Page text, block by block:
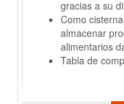
gracias a su
Como
almacenar
alimentarios
Tabla de